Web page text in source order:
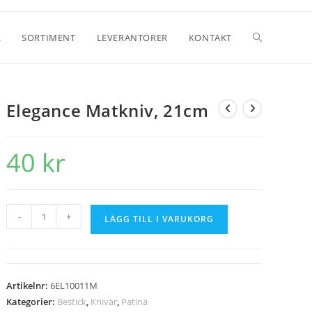
SORTIMENT LEVERANTÖRER KONTAKT
Elegance Matkniv, 21cm
40 kr
- + LÄGG TILL I VARUKORG
Artikelnr:6EL10011M
Kategorier: Bestick, Knivar, Patina